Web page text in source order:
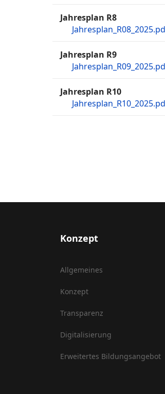
Jahresplan R8
Jahresplan R9
Jahresplan R10
Konzept
Allgemeines
Konzept
Transparenz
Digitalisierung
Erweitertes Bildungsangebot